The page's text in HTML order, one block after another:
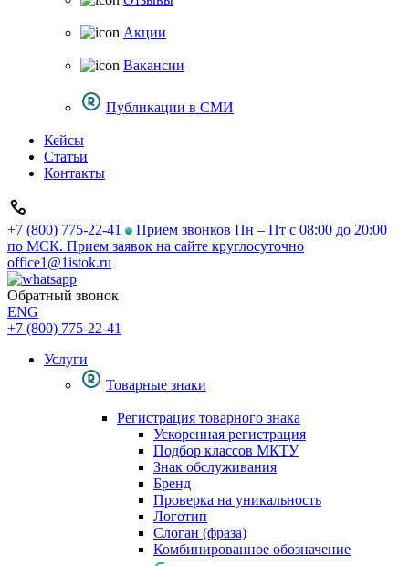
Акции
Вакансии
Публикации в СМИ
Кейсы
Статьи
Контакты
+7 (800) 775-22-41
Прием звонков Пн – Пт с 08:00 до 20:00
по МСК. Прием заявок на сайте круглосуточно
office1@1istok.ru
Обратный звонок
ENG
+7 (800) 775-22-41
Услуги
Товарные знаки
Регистрация товарного знака
Ускоренная регистрация
Подбор классов МКТУ
Знак обслуживания
Бренд
Проверка на уникальность
Логотип
Слоган (фраза)
Комбинированное обозначение